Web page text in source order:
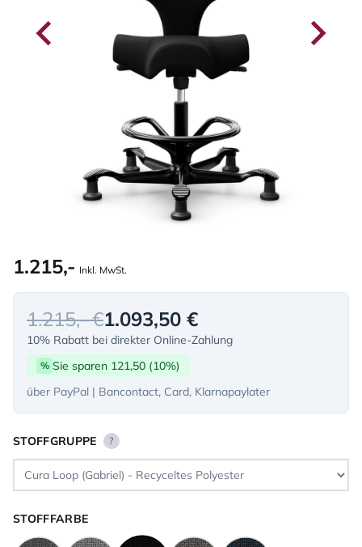
1.215,- Inkl. MwSt.
1.215,- €1.093,50 €
10% Rabatt bei direkter Online-Zahlung
% Sie sparen 121,50 (10%)
über PayPal | Bancontact, Card, Klarnapaylater
STOFFGRUPPE ?
STOFFFARBE